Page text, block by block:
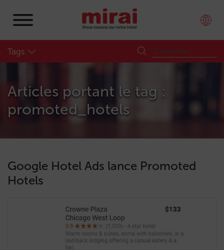
Tags
Articles portant le tag :
promoted_hotels
Google Hotel Ads lance Promoted
Hotels